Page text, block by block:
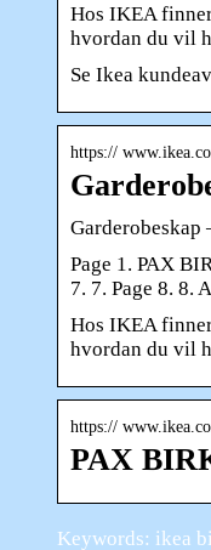
Hos IKEA
hvordan du vil
Se Ikea
https://
Page 1. PAX
7. 7. Page 8. 8.
Hos IKEA
hvordan du vil
https://
PAX
Keywords: ikea